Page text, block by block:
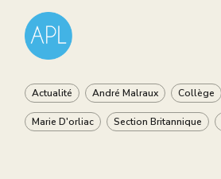
Actualité André Malraux Collège
Marie D'orliac Section Britannique